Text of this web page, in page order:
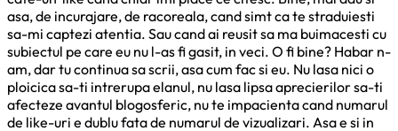
asa, de incurajare, de racoreala, cand simt ca te straduiesti
sa-mi captezi atentia. Sau cand ai reusit sa ma buimacesti cu
subiectul pe care eu nu l-as fi gasit, in veci. O fi bine? Habar n-
am, dar tu continua sa scrii, asa cum fac si eu. Nu lasa nici o
ploicica sa-ti intrerupa elanul, nu lasa lipsa aprecierilor sa-ti
afecteze avantul blogosferic, nu te impacienta cand numarul
de like-uri e dublu fata de numarul de vizualizari. Asa e si in